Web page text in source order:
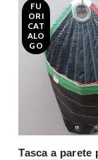
FU
ORI
CAT
ALO
GO
Tasca a parete